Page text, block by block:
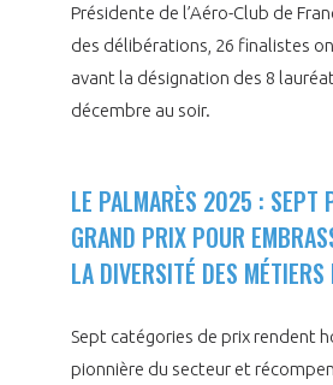
Présidente de l’Aéro-Club de
des délibérations, 26 finalistes
avant la désignation des 8
décembre au soir.
LE PALMARÈS 2025 : SEPT
GRAND PRIX POUR
LA DIVERSITÉ DES MÉTIERS
Sept catégories de prix rendent
pionnière du secteur et